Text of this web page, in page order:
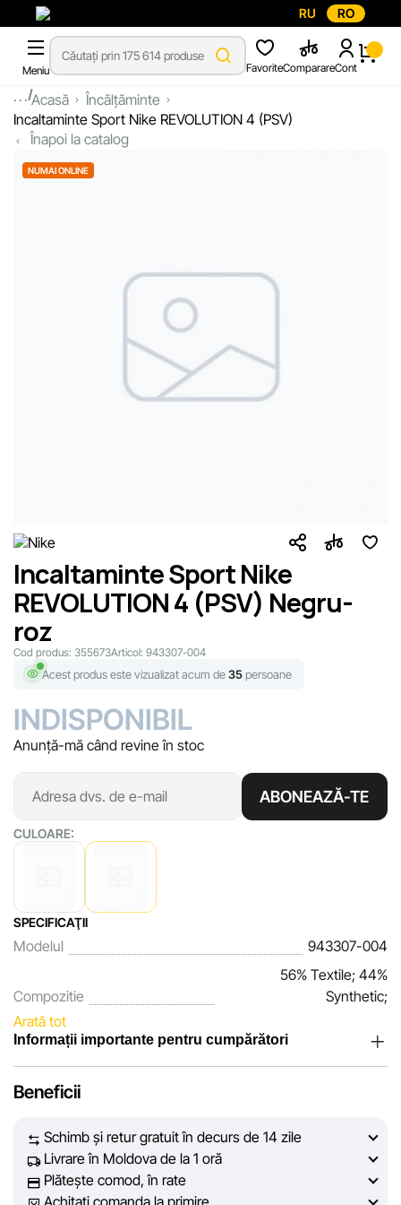
RU RO
Meniu FavoriteComparareCont
...Acasă
Încălțăminte
Incaltaminte Sport Nike REVOLUTION 4 (PSV)
Înapoi la catalog
NUMAI ONLINE
Incaltaminte Sport Nike
REVOLUTION 4 (PSV) Negru-
roz
Cod produs: 355673Articol: 943307-004
Acest produs este vizualizat acum de35persoane
INDISPONIBIL
Anunță-mă când revine în stoc
ABONEAZĂ-TE
CULOARE:
SPECIFICAŢII
Modelul 943307-004
Compozitie
56% Textile; 44%
Synthetic;
Arată tot
Informații importante pentru cumpărători
încrederea clienților noștri. În fiecare zi depunem eforturi
prezentate pe site să fie cât mai complete, obiective și
actuale. Scopul nostru este să vă oferim informații corecte și
veridice, pentru ca dvs. să puteți lua cea mai bună decizie
Beneficii
Schimb și retur gratuit în decurs de 14 zile
Livrare în Moldova de la 1 oră
Plătește comod, în rate